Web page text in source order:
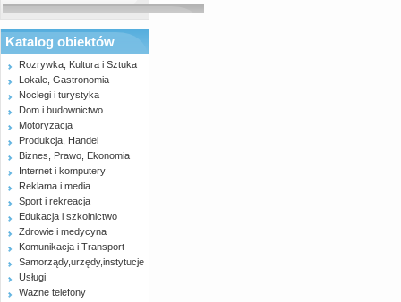
Katalog obiektów
Rozrywka, Kultura i Sztuka
Lokale, Gastronomia
Noclegi i turystyka
Dom i budownictwo
Motoryzacja
Produkcja, Handel
Biznes, Prawo, Ekonomia
Internet i komputery
Reklama i media
Sport i rekreacja
Edukacja i szkolnictwo
Zdrowie i medycyna
Komunikacja i Transport
Samorządy,urzędy,instytucje
Usługi
Ważne telefony